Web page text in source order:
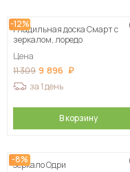
Сначала дорогие
-12%
Гладильная доска Смарт с
зеркалом, лоредо
Цена
11 309 9 896
за 1 день
В корзину
-8%
Зеркало Одри